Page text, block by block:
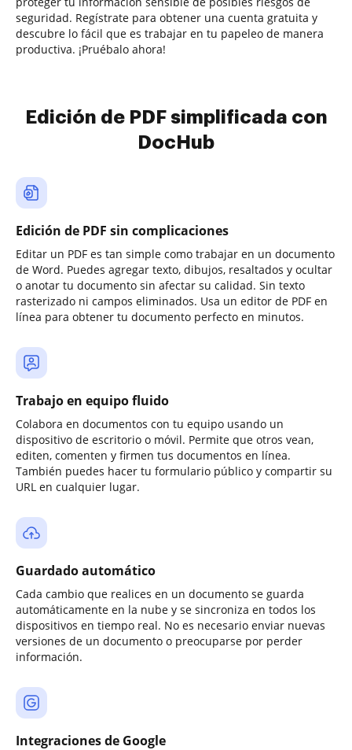
seguridad. Regístrate para obtener una cuenta gratuita y
descubre lo fácil que es trabajar en tu papeleo de manera
productiva. ¡Pruébalo ahora!
Edición de PDF simplificada con
DocHub
Edición de PDF sin complicaciones
Editar un PDF es tan simple como trabajar en un documento
de Word. Puedes agregar texto, dibujos, resaltados y ocultar
o anotar tu documento sin afectar su calidad. Sin texto
rasterizado ni campos eliminados. Usa un editor de PDF en
línea para obtener tu documento perfecto en minutos.
Trabajo en equipo fluido
Colabora en documentos con tu equipo usando un
dispositivo de escritorio o móvil. Permite que otros vean,
editen, comenten y firmen tus documentos en línea.
También puedes hacer tu formulario público y compartir su
URL en cualquier lugar.
Guardado automático
Cada cambio que realices en un documento se guarda
automáticamente en la nube y se sincroniza en todos los
dispositivos en tiempo real. No es necesario enviar nuevas
versiones de un documento o preocuparse por perder
información.
Integraciones de Google